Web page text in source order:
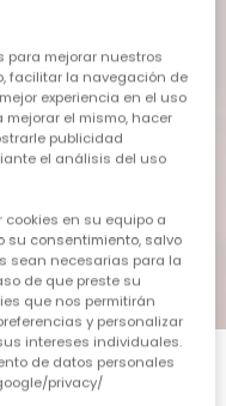
5
para mejorar nuestros
facilitar la navegación de
experiencia en el uso
el mismo, hacer
publicidad
el análisis del uso
en su equipo a
su consentimiento, salvo
sean necesarias para la
de que preste su
que nos permitirán
y personalizar
intereses individuales.
de datos personales
privacy/